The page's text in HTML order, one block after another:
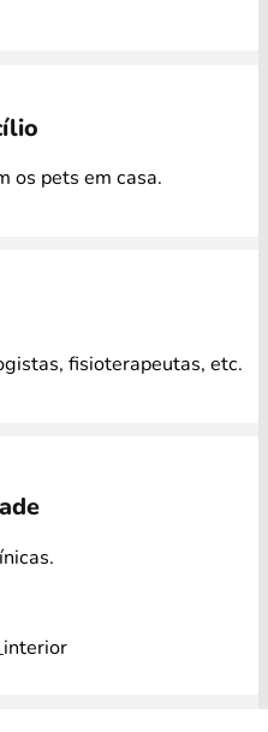
os pets em casa.
fisioterapeutas, etc.